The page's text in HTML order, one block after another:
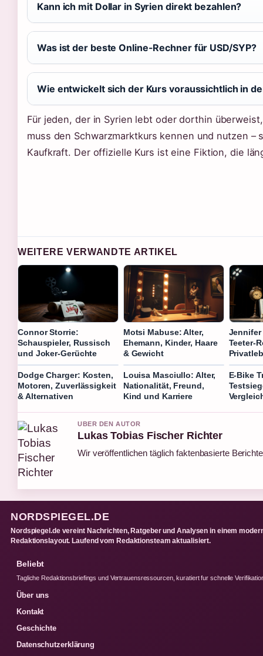
Kann ich mit Dollar in Syrien direkt bezahlen?
Was ist der beste Online-Rechner für USD/SYP?
Wie entwickelt sich der Kurs voraussichtlich in
Für jeden, der in Syrien lebt oder dorthin
muss den Schwarzmarktkurs kennen und nutzen –
Kaufkraft. Der offizielle Kurs ist eine Fiktion, die
WEITERE VERWANDTE ARTIKEL
Connor Storrie:
Schauspieler, Russisch
und Joker-Gerüchte
Motsi Mabuse: Alter,
Ehemann, Kinder, Haare
& Gewicht
Jennifer
Teeter-
Dodge Charger: Kosten,
Motoren, Zuverlässigkeit
& Alternativen
Louisa Masciullo: Alter,
Nationalität, Freund,
Kind und Karriere
E-Bike
UBER DEN AUTOR
Lukas Tobias Fischer Richter
Wir veröffentlichen täglich faktenbasierte
NORDSPIEGEL.DE
Nordspiegel.de vereint Nachrichten, Ratgeber und Analysen in einem
Redaktionslayout. Laufend vom Redaktionsteam aktualisiert.
Beliebt
Tagliche Redaktionsbriefings und Vertrauensressourcen, kuratiert fur schnelle
Über uns
Kontakt
Geschichte
Datenschutzerklärung